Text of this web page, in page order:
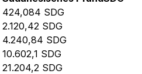
424,084 SDG
2.120,42 SDG
4.240,84 SDG
10.602,1 SDG
21.204,2 SDG